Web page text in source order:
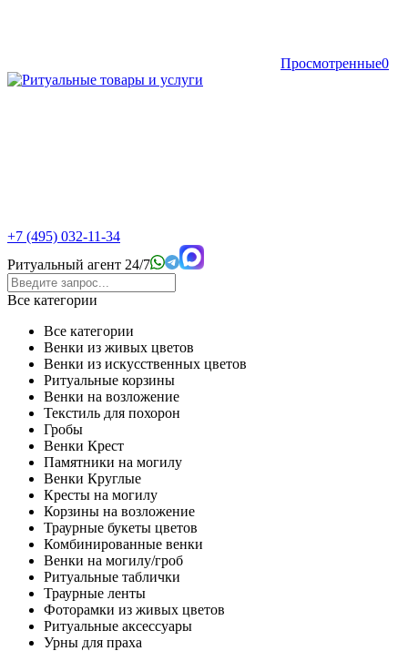
Просмотренные0
+7 (495) 032-11-34
Ритуальный агент 24/7
Все категории
Все категории
Венки из живых цветов
Венки из искусственных цветов
Ритуальные корзины
Венки на возложение
Текстиль для похорон
Гробы
Венки Крест
Памятники на могилу
Венки Круглые
Кресты на могилу
Корзины на возложение
Траурные букеты цветов
Комбинированные венки
Венки на могилу/гроб
Ритуальные таблички
Траурные ленты
Фоторамки из живых цветов
Ритуальные аксессуары
Урны для праха